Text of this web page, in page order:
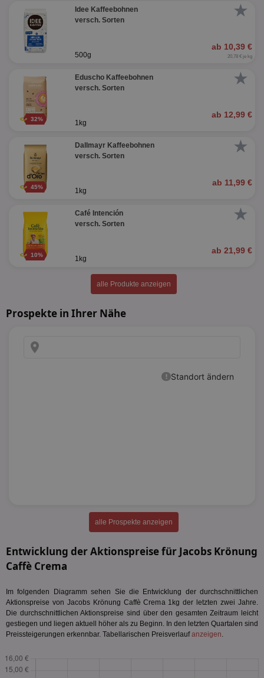
★
Idee Kaffeebohnen
versch. Sorten
ab 10,39 €
500g 20,78 € je kg
★
32%
Eduscho Kaffeebohnen
versch. Sorten
ab 12,99 €
1kg
★
45%
Dallmayr Kaffeebohnen
versch. Sorten
ab 11,99 €
1kg
★
10%
Café Intención
versch. Sorten
ab 21,99 €
1kg
alle Produkte anzeigen
Prospekte in Ihrer Nähe
alle Prospekte anzeigen
Entwicklung der Aktionspreise für Jacobs Krönung
Caffè Crema
Im folgenden Diagramm sehen Sie die Entwicklung der durchschnittlichen
Aktionspreise von Jacobs Krönung Caffè Crema 1kg der letzten zwei Jahre.
Die durchschnittlichen Aktionspreise sind über den gesamten Zeitraum leicht
gestiegen und liegen aktuell höher als zu Beginn. In den letzten Quartalen sind
Preissteigerungen erkennbar. Tabellarischen Preisverlaufanzeigen.